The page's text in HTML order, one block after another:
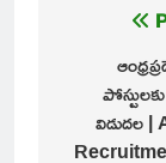
విడుదల |